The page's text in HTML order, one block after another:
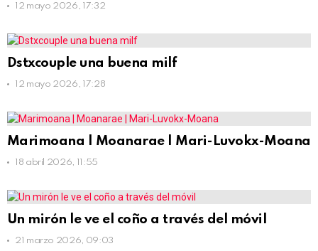
12 mayo 2026, 17:32
Dstxcouple una buena milf
12 mayo 2026, 17:28
Marimoana | Moanarae | Mari-Luvokx-Moana
18 abril 2026, 11:55
Un mirón le ve el coño a través del móvil
21 marzo 2026, 09:03